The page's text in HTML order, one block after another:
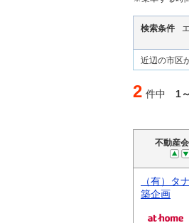
検索条件
近辺の市区
2 件中 1
不動産
（有）タ
築企画